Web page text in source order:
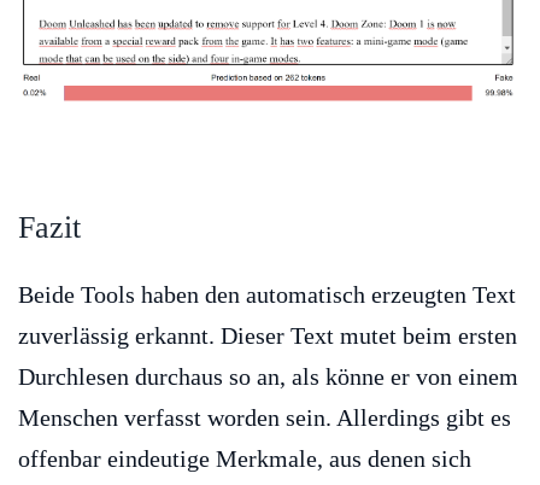
Fazit
Beide Tools haben den automatisch erzeugten Text
zuverlässig erkannt. Dieser Text mutet beim ersten
Durchlesen durchaus so an, als könne er von einem
Menschen verfasst worden sein. Allerdings gibt es
offenbar eindeutige Merkmale, aus denen sich